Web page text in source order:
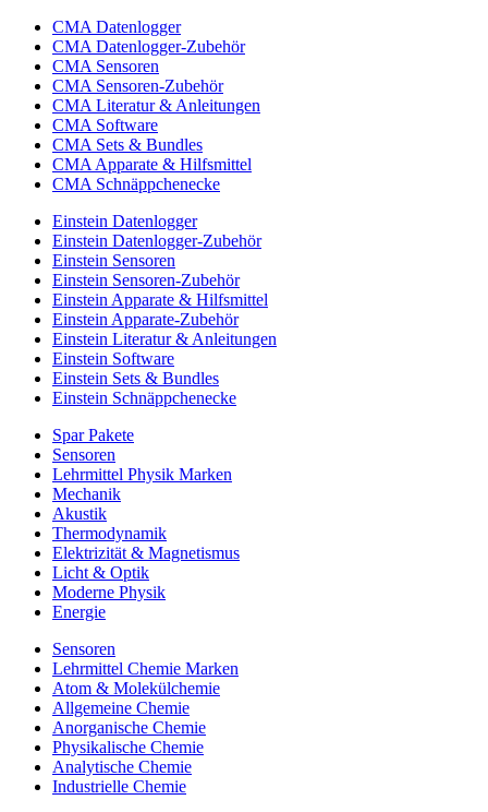
CMA Datenlogger
CMA Datenlogger-Zubehör
CMA Sensoren
CMA Sensoren-Zubehör
CMA Literatur & Anleitungen
CMA Software
CMA Sets & Bundles
CMA Apparate & Hilfsmittel
CMA Schnäppchenecke
Einstein Datenlogger
Einstein Datenlogger-Zubehör
Einstein Sensoren
Einstein Sensoren-Zubehör
Einstein Apparate & Hilfsmittel
Einstein Apparate-Zubehör
Einstein Literatur & Anleitungen
Einstein Software
Einstein Sets & Bundles
Einstein Schnäppchenecke
Spar Pakete
Sensoren
Lehrmittel Physik Marken
Mechanik
Akustik
Thermodynamik
Elektrizität & Magnetismus
Licht & Optik
Moderne Physik
Energie
Sensoren
Lehrmittel Chemie Marken
Atom & Molekülchemie
Allgemeine Chemie
Anorganische Chemie
Physikalische Chemie
Analytische Chemie
Industrielle Chemie